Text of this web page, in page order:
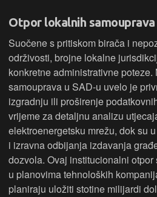
Otpor lokalnih samouprava
Suočene s pritiskom birača i
održivosti, brojne lokalne
konkretne administrativne
samouprava u SAD-u uvelo je
izgradnju ili proširenje
vrijeme za detaljnu analizu
elektroenergetsku mrežu, dok su
i izravna odbijanja izdavanja
dozvola. Ovaj institucionalni
u planovima tehnoloških
planiraju uložiti stotine milijardi